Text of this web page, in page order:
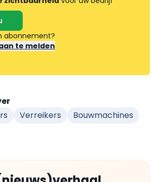
abonnement?
te melden
Verreikers Bouwmachines